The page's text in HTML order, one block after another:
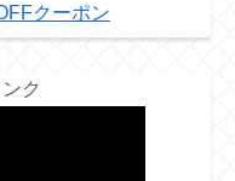
クーポン
ク